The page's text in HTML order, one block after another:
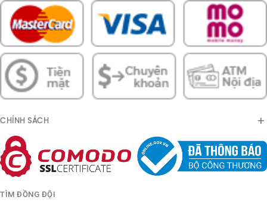
CHÍNH SÁCH
TÌM ĐỒNG ĐỘI